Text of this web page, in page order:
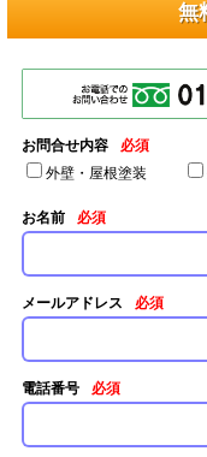
無
お問合せ内容
必須
外壁・屋根塗装
お名前 必須
メールアドレス 必須
電話番号 必須